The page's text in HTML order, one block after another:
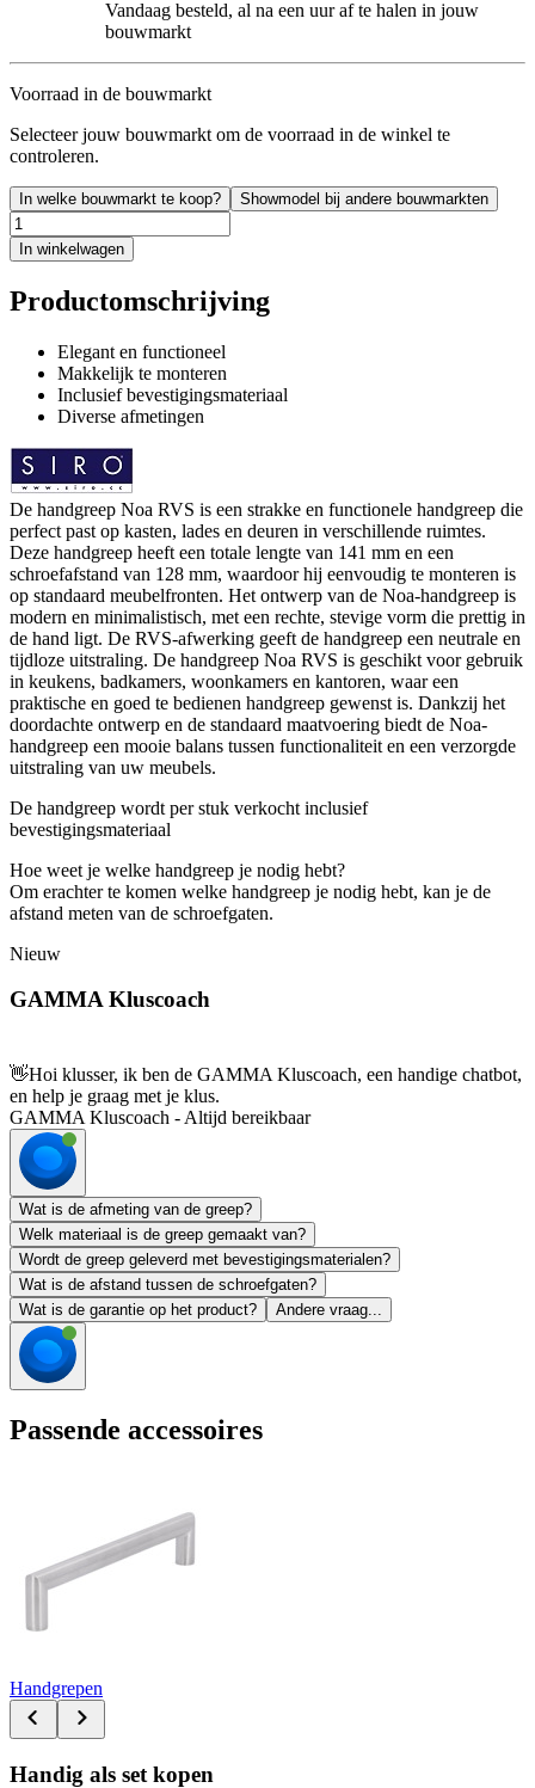
Vandaag besteld, al na een uur af te halen in jouw
bouwmarkt
Voorraad in de bouwmarkt
Selecteer jouw bouwmarkt om de voorraad in de winkel te
controleren.
In welke bouwmarkt te koop? Showmodel bij andere bouwmarkten
In winkelwagen
Productomschrijving
Elegant en functioneel
Makkelijk te monteren
Inclusief bevestigingsmateriaal
Diverse afmetingen
De handgreep Noa RVS is een strakke en functionele handgreep die
perfect past op kasten, lades en deuren in verschillende ruimtes.
Deze handgreep heeft een totale lengte van 141 mm en een
schroefafstand van 128 mm, waardoor hij eenvoudig te monteren is
op standaard meubelfronten. Het ontwerp van de Noa-handgreep is
modern en minimalistisch, met een rechte, stevige vorm die prettig in
de hand ligt. De RVS-afwerking geeft de handgreep een neutrale en
tijdloze uitstraling. De handgreep Noa RVS is geschikt voor gebruik
in keukens, badkamers, woonkamers en kantoren, waar een
praktische en goed te bedienen handgreep gewenst is. Dankzij het
doordachte ontwerp en de standaard maatvoering biedt de Noa-
handgreep een mooie balans tussen functionaliteit en een verzorgde
uitstraling van uw meubels.
De handgreep wordt per stuk verkocht inclusief
bevestigingsmateriaal
Hoe weet je welke handgreep je nodig hebt?
Om erachter te komen welke handgreep je nodig hebt, kan je de
afstand meten van de schroefgaten.
Nieuw
GAMMA Kluscoach
👋Hoi klusser, ik ben de GAMMA Kluscoach, een handige chatbot,
en help je graag met je klus.
GAMMA Kluscoach - Altijd bereikbaar
Wat is de afmeting van de greep?
Welk materiaal is de greep gemaakt van?
Wordt de greep geleverd met bevestigingsmaterialen?
Wat is de afstand tussen de schroefgaten?
Wat is de garantie op het product?
Andere vraag...
Passende accessoires
Handgrepen
Handig als set kopen